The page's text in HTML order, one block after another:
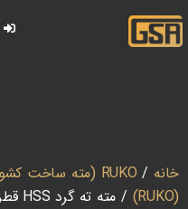
خانه / RUKO (مته ساخت کشور آلمان)
(RUKO)
/ مته ته گرد HSS قطر 4.7 روکو (RUKO آلمان)